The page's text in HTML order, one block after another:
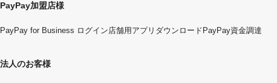
PayPay加盟店様
PayPay for Business ログイン店舗用アプリダウンロード PayPay資金調達
法人のお客様